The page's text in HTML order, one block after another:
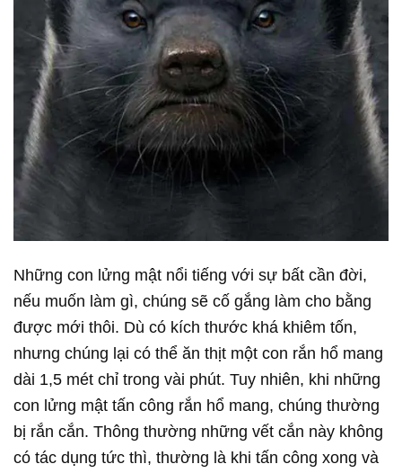
Những con lửng mật nổi tiếng với sự bất cần đời,
nếu muốn làm gì, chúng sẽ cố gắng làm cho bằng
được mới thôi. Dù có kích thước khá khiêm tốn,
nhưng chúng lại có thể ăn thịt một con rắn hổ mang
dài 1,5 mét chỉ trong vài phút. Tuy nhiên, khi những
con lửng mật tấn công rắn hổ mang, chúng thường
bị rắn cắn. Thông thường những vết cắn này không
có tác dụng tức thì, thường là khi tấn công xong và